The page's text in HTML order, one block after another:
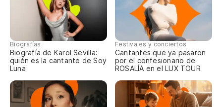
Biografías
Biografía de Karol Sevilla:
quién es la cantante de Soy
Luna
Festivales y conciertos
Cantantes que ya pasaron
por el confesionario de
ROSALÍA en el LUX TOUR